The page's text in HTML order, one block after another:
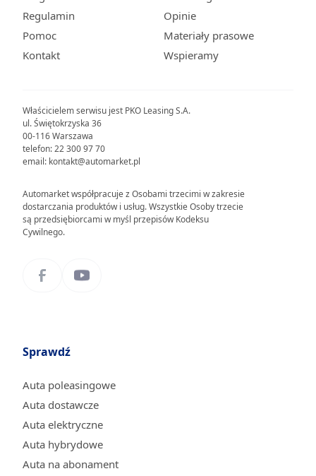
Właścicielem serwisu jest PKO Leasing S.A.
ul. Świętokrzyska 36
00-116 Warszawa
telefon: 22 300 97 70
email: kontakt@automarket.pl
Automarket współpracuje z Osobami trzecimi w zakresie
dostarczania produktów i usług. Wszystkie Osoby trzecie
są przedsiębiorcami w myśl przepisów Kodeksu
Cywilnego.
Regulamin
Pomoc
Kontakt
Opinie
Materiały prasowe
Wspieramy
Sprawdź
Auta poleasingowe
Auta dostawcze
Auta elektryczne
Auta hybrydowe
Auta na abonament